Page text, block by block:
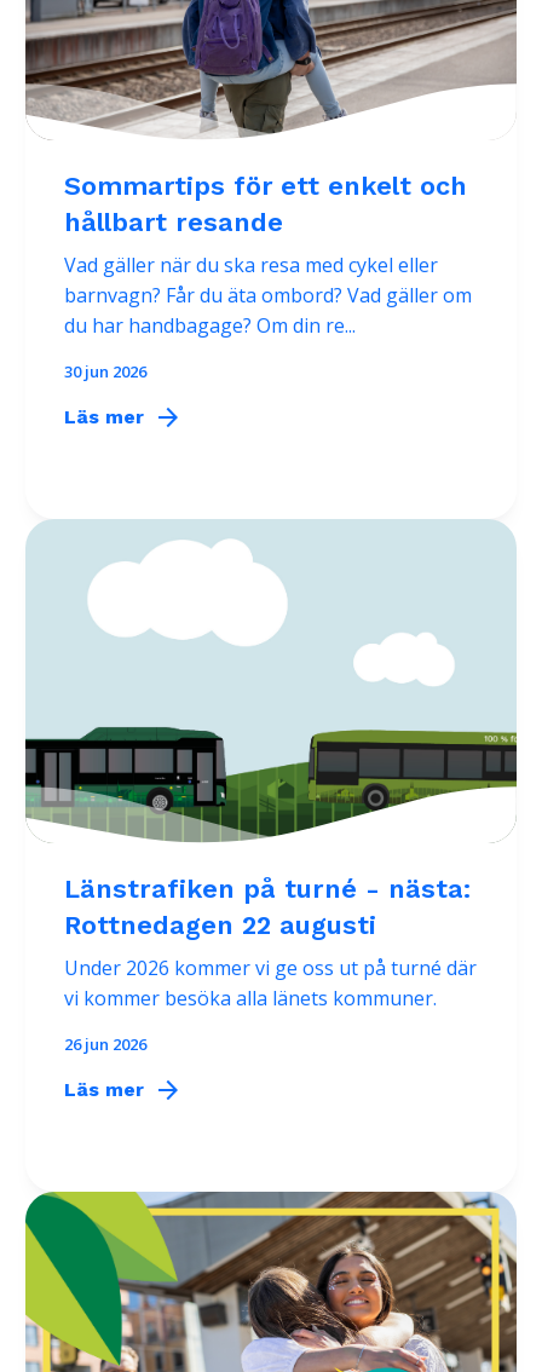
Sommartips för ett enkelt och
hållbart resande
Vad gäller när du ska resa med cykel eller
barnvagn? Får du äta ombord? Vad gäller om
du har handbagage? Om din re...
30 jun 2026
Läs mer arrow_forward
Länstrafiken på turné - nästa:
Rottnedagen 22 augusti
Under 2026 kommer vi ge oss ut på turné där
vi kommer besöka alla länets kommuner.
26 jun 2026
Läs mer arrow_forward